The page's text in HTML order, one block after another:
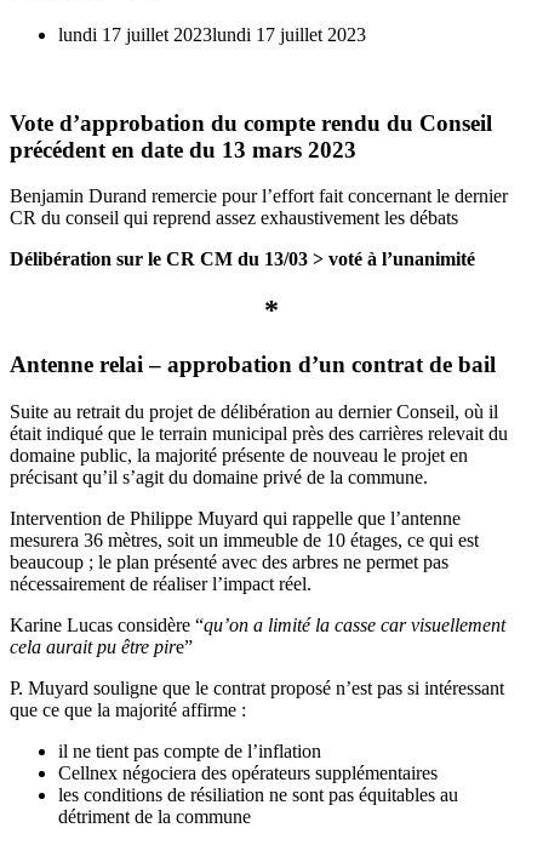
lundi 17 juillet 2023lundi 17 juillet 2023
Vote d’approbation du compte rendu du Conseil
précédent en date du 13 mars 2023
Benjamin Durand remercie pour l’effort fait concernant le dernier
CR du conseil qui reprend assez exhaustivement les débats
Délibération sur le CR CM du 13/03 > voté à l’unanimité
*
Antenne relai – approbation d’un contrat de bail
Suite au retrait du projet de délibération au dernier Conseil, où il
était indiqué que le terrain municipal près des carrières relevait du
domaine public, la majorité présente de nouveau le projet en
précisant qu’il s’agit du domaine privé de la commune.
Intervention de Philippe Muyard qui rappelle que l’antenne
mesurera 36 mètres, soit un immeuble de 10 étages, ce qui est
beaucoup ; le plan présenté avec des arbres ne permet pas
nécessairement de réaliser l’impact réel.
Karine Lucas considère “qu’on a limité la casse car visuellement
cela aurait pu être pire”
P. Muyard souligne que le contrat proposé n’est pas si intéressant
que ce que la majorité affirme :
il ne tient pas compte de l’inflation
Cellnex négociera des opérateurs supplémentaires
les conditions de résiliation ne sont pas équitables au
détriment de la commune